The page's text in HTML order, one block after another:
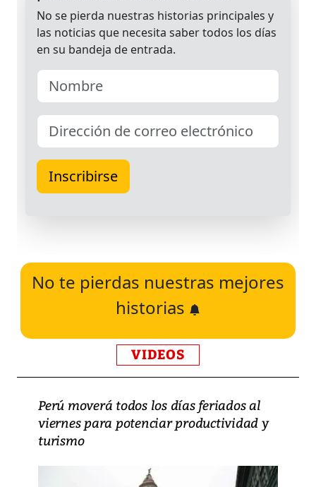
No te pierdas nuestras mejores
historias
VIDEOS
Perú moverá todos los días feriados al
viernes para potenciar productividad y
turismo